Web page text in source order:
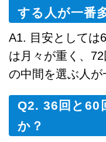
する人が一番
A1. 目安としては
は月々が重く、
の中間を選ぶ人が
Q2. 36回と60
か？